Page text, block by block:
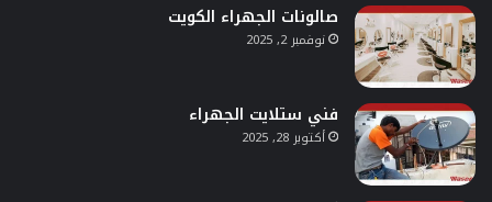
صالونات الجهراء الكويت
نوفمبر 2, 2025
فني ستلايت الجهراء
أكتوبر 28, 2025